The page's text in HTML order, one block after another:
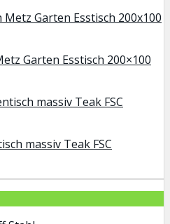
Garten Esstisch 200×100
massiv Teak FSC